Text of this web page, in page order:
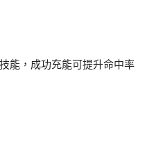
能，成功充能可提升命中率